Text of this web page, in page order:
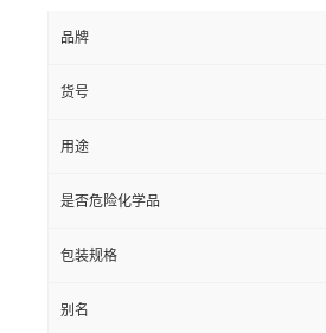
品牌
货号
用途
是否危险化学品
包装规格
别名